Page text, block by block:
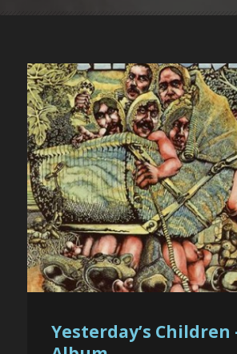
Yesterday’s Children